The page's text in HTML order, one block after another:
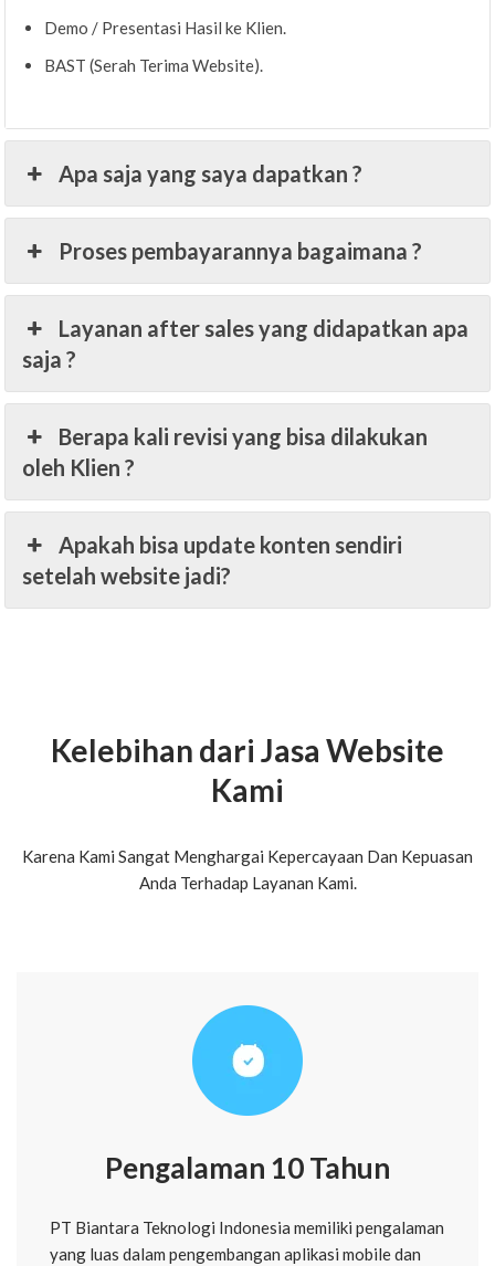
Demo / Presentasi Hasil ke Klien.
BAST (Serah Terima Website).
Apa saja yang saya dapatkan ?
Proses pembayarannya bagaimana ?
Layanan after sales yang didapatkan apa
saja ?
Berapa kali revisi yang bisa dilakukan
oleh Klien ?
Apakah bisa update konten sendiri
setelah website jadi?
Kelebihan dari Jasa Website
Kami
Karena Kami Sangat Menghargai Kepercayaan Dan Kepuasan
Anda Terhadap Layanan Kami.
Pengalaman 10 Tahun
PT Biantara Teknologi Indonesia memiliki pengalaman
yang luas dalam pengembangan aplikasi mobile dan